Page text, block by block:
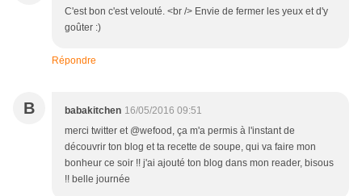
C'est bon c'est velouté. <br /> Envie de fermer les yeux et d'y
goûter :)
Répondre
B babakitchen 16/05/2016 09:51
merci twitter et @wefood, ça m'a permis à l'instant de
découvrir ton blog et ta recette de soupe, qui va faire mon
bonheur ce soir !! j'ai ajouté ton blog dans mon reader, bisous
!! belle journée